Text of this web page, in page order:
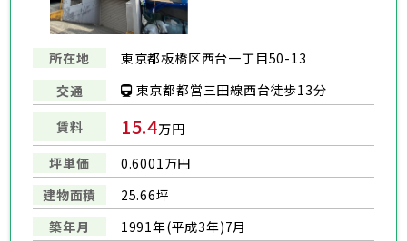
所在地
東京都板橋区西台一丁目50-13
交通
東京都都営三田線西台徒歩13分
賃料 15.4万円
坪単価
0.6001万円
建物面積
25.66坪
築年月
1991年(平成3年)7月